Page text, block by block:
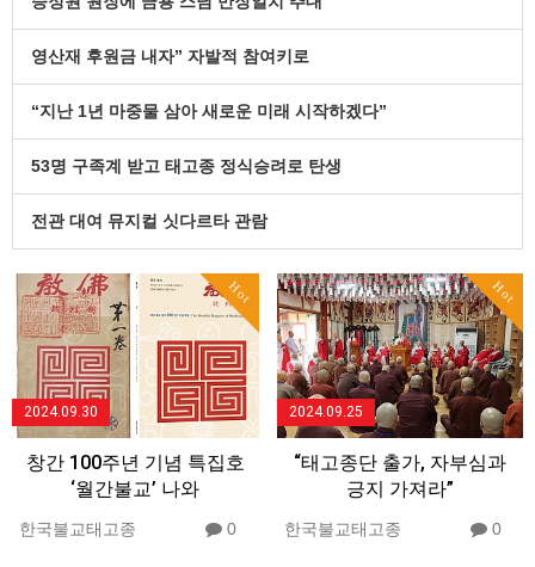
영산재 후원금 내자” 자발적 참여키로
“지난 1년 마중물 삼아 새로운 미래 시작하겠다”
53명 구족계 받고 태고종 정식승려로 탄생
전관 대여 뮤지컬 싯다르타 관람
Hot
2024.09.30
창간 100주년 기념 특집호
‘월간불교’ 나와
한국불교태고종 0
Hot
2024.09.25
“태고종단 출가, 자부심과
긍지 가져라”
한국불교태고종 0